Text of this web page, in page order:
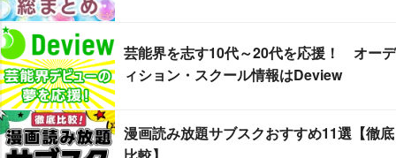
芸能界を志す10代～20代を応援！ オーデ
ィション・スクール情報はDeview
漫画読み放題サブスクおすすめ11選【徹底